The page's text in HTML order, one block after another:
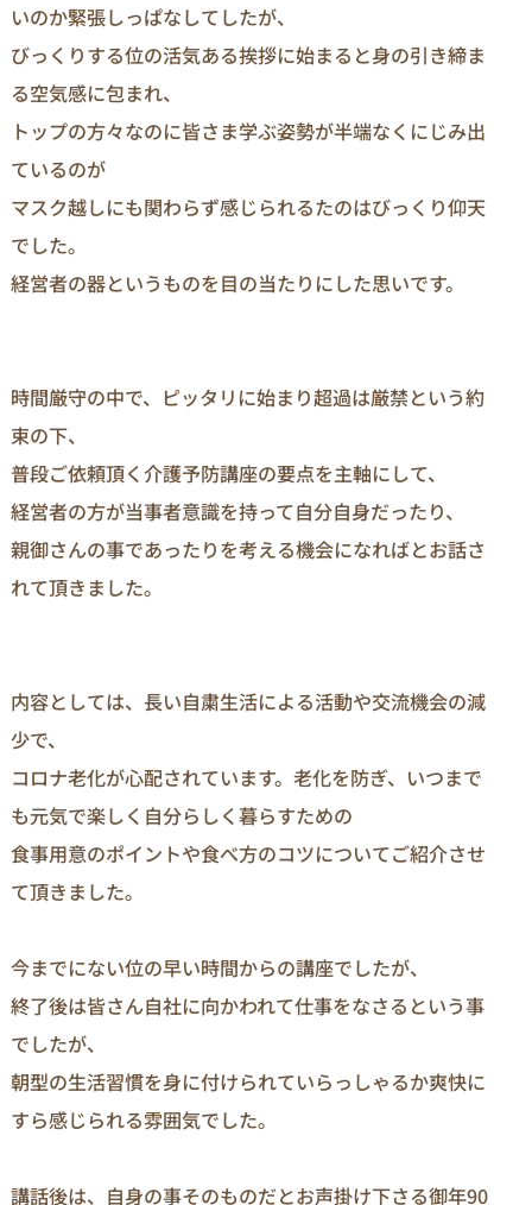
いのか緊張しっぱなしてしたが、
びっくりする位の活気ある挨拶に始まると身の引き締ま
る空気感に包まれ、
トップの方々なのに皆さま学ぶ姿勢が半端なくにじみ出
ているのが
マスク越しにも関わらず感じられるたのはびっくり仰天
でした。
経営者の器というものを目の当たりにした思いです。
時間厳守の中で、ピッタリに始まり超過は厳禁という約
束の下、
普段ご依頼頂く介護予防講座の要点を主軸にして、
経営者の方が当事者意識を持って自分自身だったり、
親御さんの事であったりを考える機会になればとお話さ
れて頂きました。
内容としては、長い自粛生活による活動や交流機会の減
少で、
コロナ老化が心配されています。老化を防ぎ、いつまで
も元気で楽しく自分らしく暮らすための
食事用意のポイントや食べ方のコツについてご紹介させ
て頂きました。
今までにない位の早い時間からの講座でしたが、
終了後は皆さん自社に向かわれて仕事をなさるという事
でしたが、
朝型の生活習慣を身に付けられていらっしゃるか爽快に
すら感じられる雰囲気でした。
講話後は、自身の事そのものだとお声掛け下さる御年90